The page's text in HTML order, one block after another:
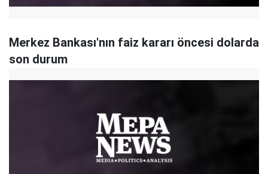
Merkez Bankası'nın faiz kararı öncesi dolarda
son durum